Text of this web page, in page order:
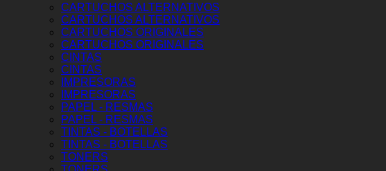
CARTUCHOS ALTERNATIVOS
CARTUCHOS ALTERNATIVOS
CARTUCHOS ORIGINALES
CARTUCHOS ORIGINALES
CINTAS
CINTAS
IMPRESORAS
IMPRESORAS
PAPEL - RESMAS
PAPEL - RESMAS
TINTAS - BOTELLAS
TINTAS - BOTELLAS
TONERS